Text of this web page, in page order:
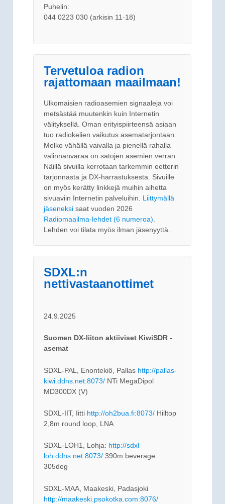
Puhelin:
044 0223 030 (arkisin 11-18)
Tervetuloa radion
rajattomaan maailmaan!
Ulkomaisien radioasemien signaaleja voi
metsästää muutenkin kuin Internetin
välityksellä. Oman erityispiirteensä asiaan
tuo radiokelien vaikutus asematarjontaan.
Melko vähällä vaivalla ja pienellä rahalla
valinnanvaraa on satojen asemien verran.
Näillä sivuilla kerrotaan tarkemmin eetterin
tarjonnasta ja DX-harrastuksesta. Sivuille
on myös kerätty linkkejä muihin aihetta
sivuaviin Internetin palveluihin. Liittymällä
jäseneksi saat vuoden 2026
Radiomaailma-lehdet (6 numeroa).
Lehden voi tilata myös ilman jäsenyyttä.
SDXL:n
nettivastaanottimet
24.9.2025
Suomen DX-liiton aktiiviset KiwiSDR -
asemat
SDXL-PAL, Enontekiö, Pallas http://pallas-
kiwi.ddns.net:8073/ NTi MegaDipol
MD300DX (V)
SDXL-IIT, Iitti http://oh2bua.fi:8073/ Hilltop
2,8m round loop, LNA
SDXL-LOH1, Lohja: http://sdxl-
loh.ddns.net:8073/ 390m beverage
305deg
SDXL-MAA, Maakeski, Padasjoki
http://maakeski.psokotka.com:8076/